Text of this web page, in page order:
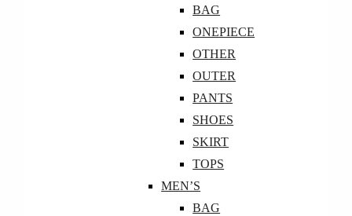
BAG
ONEPIECE
OTHER
OUTER
PANTS
SHOES
SKIRT
TOPS
MEN’S
BAG